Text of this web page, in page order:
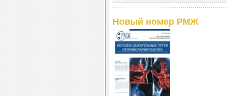
Новый номер РМЖ